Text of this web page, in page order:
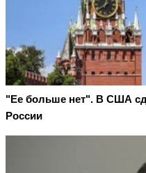
"Ее больше нет". В США
России